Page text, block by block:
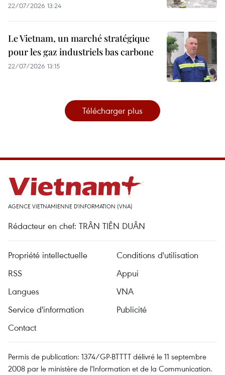
22/07/2026 13:24
Le Vietnam, un marché stratégique
pour les gaz industriels bas carbone
22/07/2026 13:15
Télécharger plus
AGENCE VIETNAMIENNE D'INFORMATION (VNA)
Rédacteur en chef: TRÂN TIÊN DUÂN
Propriété intellectuelle
Conditions d'utilisation
RSS
Appui
Langues
VNA
Service d'information
Publicité
Contact
Permis de publication: 1374/GP-BTTTT délivré le 11 septembre
2008 par le ministère de l'Information et de la Communication.